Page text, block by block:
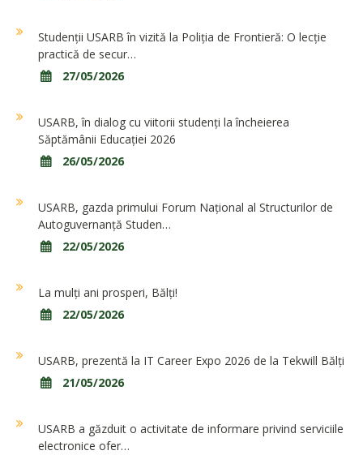
Studenții USARB în vizită la Poliția de Frontieră: O lecție
practică de secur…
27/05/2026
USARB, în dialog cu viitorii studenți la încheierea
Săptămânii Educației 2026
26/05/2026
USARB, gazda primului Forum Național al Structurilor de
Autoguvernanță Studen…
22/05/2026
La mulți ani prosperi, Bălți!
22/05/2026
USARB, prezentă la IT Career Expo 2026 de la Tekwill Bălți
21/05/2026
USARB a găzduit o activitate de informare privind serviciile
electronice ofer…